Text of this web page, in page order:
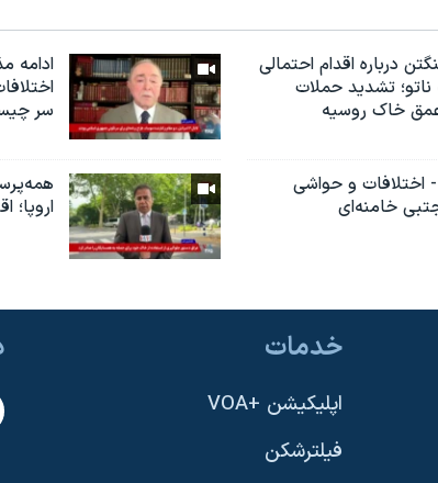
درباره اقدام احتمالی
تشدید حملات
عمق خاک روسیه
ادامه
سر
اختلافات و حواشی
خامنه‌ای
اروپا؛
خدمات
اپلیکیشن +VOA
فیلترشکن